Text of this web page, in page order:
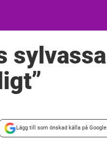
sylvassa
Lägg till som önskad källa på Google